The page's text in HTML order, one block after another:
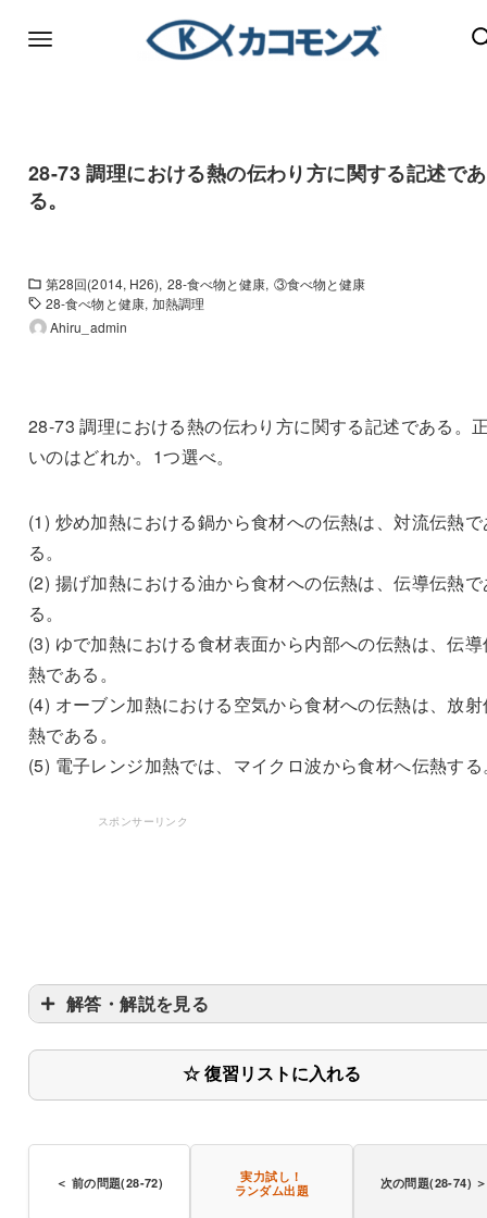
28-73 調理における熱の伝わり方に関する記述であ
る。
第28回(2014, H26) 28-食べ物と健康 ③食べ物と健康
28-食べ物と健康 加熱調理
Ahiru_admin
28-73 調理における熱の伝わり方に関する記述である。
いのはどれか。1つ選べ。
(1) 炒め加熱における鍋から食材への伝熱は、対流伝熱
る。
(2) 揚げ加熱における油から食材への伝熱は、伝導伝熱
る。
(3) ゆで加熱における食材表面から内部への伝熱は、伝
熱である。
(4) オーブン加熱における空気から食材への伝熱は、放
熱である。
(5) 電子レンジ加熱では、マイクロ波から食材へ伝熱す
スポンサーリンク
解答・解説を見る
伝導伝熱
☆ 復習リストに入れる
＜ 前の問題(28-72)
実力試し！
ランダム出題
次の問題(28-74) ＞